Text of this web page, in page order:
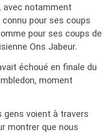
avec notamment
connu pour ses coups
pour ses coups de
Ons Jabeur.
échoué en finale du
moment
gens voient à travers
montrer que nous